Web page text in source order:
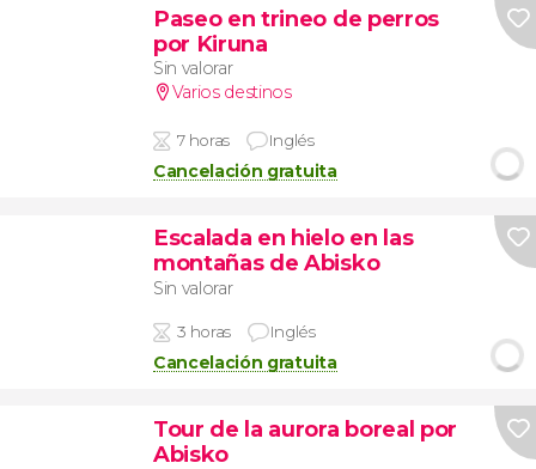
Paseo en trineo de perros
por Kiruna
Sin valorar
Varios destinos
7 horas Inglés
Cancelación gratuita
Escalada en hielo en las
montañas de Abisko
Sin valorar
3 horas Inglés
Cancelación gratuita
Tour de la aurora boreal por
Abisko